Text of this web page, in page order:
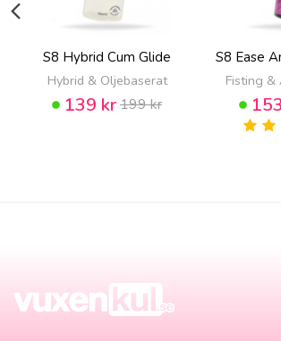
S8 Hybrid Cum Glide
Hybrid & Oljebaserat
139 kr199 kr
S8 Ease
Fisting